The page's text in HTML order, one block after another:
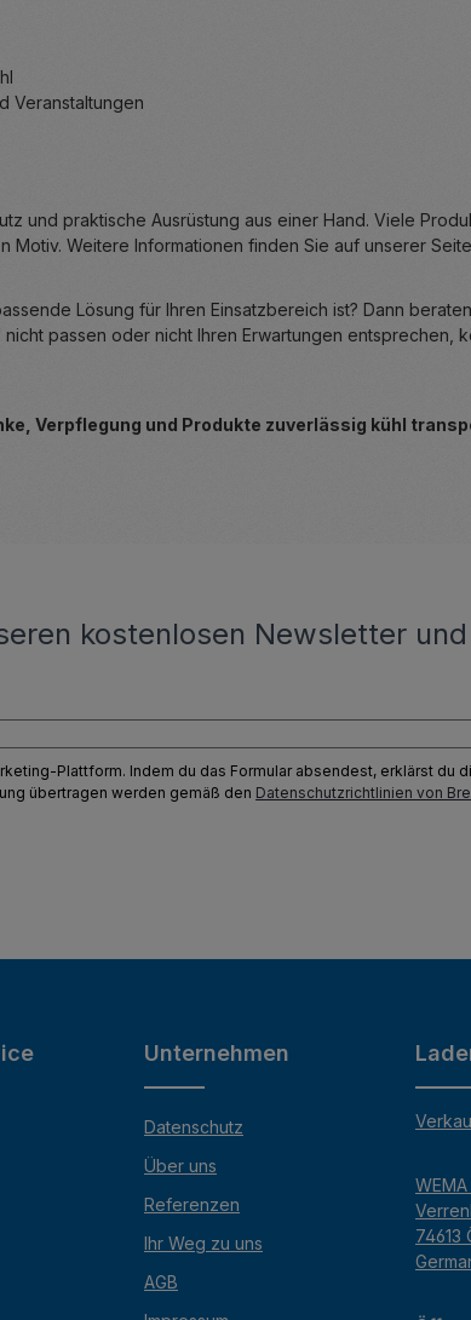
Veranstaltungen
und praktische Ausrüstung aus einer Hand. Viele
Motiv. Weitere Informationen finden Sie auf unserer
Lösung für Ihren Einsatzbereich ist? Dann
passen oder nicht Ihren Erwartungen
Verpflegung und Produkte zuverlässig kühl
kostenlosen Newsletter
Plattform. Indem du das Formular absendest, erklärst
übertragen werden gemäß den Datenschutzrichtlinien von
Unternehmen
Datenschutz
Über uns
Referenzen
Ihr Weg zu uns
AGB
74613